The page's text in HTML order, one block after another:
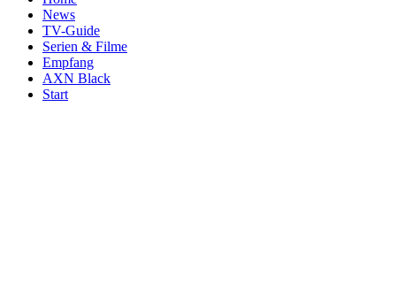
News
TV-Guide
Serien & Filme
Empfang
AXN Black
Start